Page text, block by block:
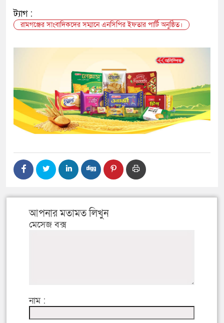
ট্যাগ :
রামগঞ্জের সাংবাদিকদের সম্মানে এনসিপির ইফতার পার্টি অনুষ্ঠিত।
আপনার মতামত লিখুন
মেসেজ বক্স
নাম :